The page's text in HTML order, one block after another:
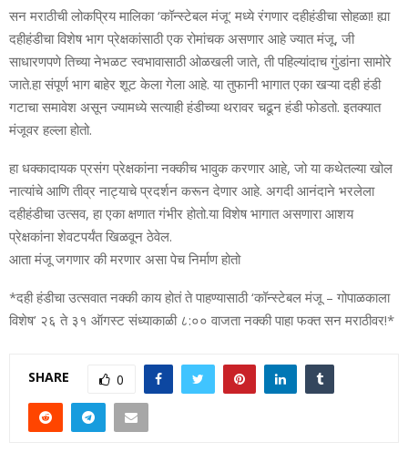
सन मराठीची लोकप्रिय मालिका ‘कॉन्स्टेबल मंजू’ मध्ये रंगणार दहीहंडीचा सोहळा! ह्या
दहीहंडीचा विशेष भाग प्रेक्षकांसाठी एक रोमांचक असणार आहे ज्यात मंजू, जी
साधारणपणे तिच्या नेभळट स्वभावासाठी ओळखली जाते, ती पहिल्यांदाच गुंडांना सामोरे
जाते.हा संपूर्ण भाग बाहेर शूट केला गेला आहे. या तुफानी भागात एका खऱ्या दही हंडी
गटाचा समावेश असून ज्यामध्ये सत्याही हंडीच्या थरावर चढून हंडी फोडतो. इतक्यात
मंजूवर हल्ला होतो.
हा धक्कादायक प्रसंग प्रेक्षकांना नक्कीच भावुक करणार आहे, जो या कथेतल्या खोल
नात्यांचे आणि तीव्र नाट्याचे प्रदर्शन करून देणार आहे. अगदी आनंदाने भरलेला
दहीहंडीचा उत्सव, हा एका क्षणात गंभीर होतो.या विशेष भागात असणारा आशय
प्रेक्षकांना शेवटपर्यंत खिळवून ठेवेल.
आता मंजू जगणार की मरणार असा पेच निर्माण होतो
*दही हंडीचा उत्सवात नक्की काय होतं ते पाहण्यासाठी ‘कॉन्स्टेबल मंजू – गोपाळकाला
विशेष’ २६ ते ३१ ऑगस्ट संध्याकाळी ८:०० वाजता नक्की पाहा फक्त सन मराठीवर!*
SHARE 0